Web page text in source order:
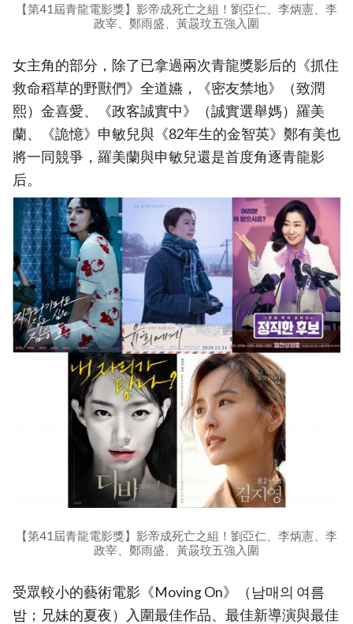
【第41屆青龍電影獎】影帝成死亡之組！劉亞仁、李炳憲、李
政宰、鄭雨盛、黃晸玟五強入圍
女主角的部分，除了已拿過兩次青龍獎影后的《抓住
救命稻草的野獸們》全道嬿，《密友禁地》（致潤
熙）金喜愛、《政客誠實中》（誠實選舉媽）羅美
蘭、《詭憶》申敏兒與《82年生的金智英》鄭有美也
將一同競爭，羅美蘭與申敏兒還是首度角逐青龍影
后。
【第41屆青龍電影獎】影帝成死亡之組！劉亞仁、李炳憲、李
政宰、鄭雨盛、黃晸玟五強入圍
受眾較小的藝術電影《Moving On》（남매의 여름
밤；兄妹的夏夜）入圍最佳作品、最佳新導演與最佳